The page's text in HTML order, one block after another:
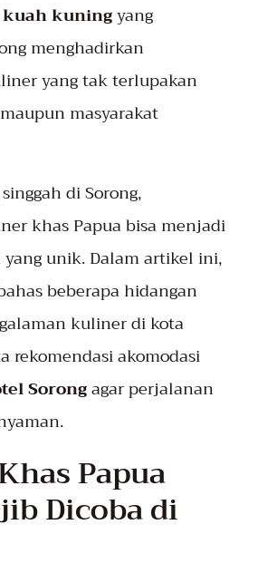
kuningyang
menghadirkan
yang tak terlupakan
masyarakat
di Sorong,
khas Papua bisa menjadi
unik. Dalam artikel ini,
beberapa hidangan
kuliner di kota
rekomendasi akomodasi
Sorongagar perjalanan
Papua
Dicoba di